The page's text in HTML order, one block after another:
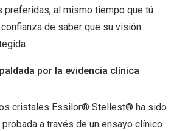
preferidas, al mismo tiempo que tú
de saber que su visión
por la evidencia clínica
cristales Essilor® Stellest® ha sido
a través de un ensayo clínico